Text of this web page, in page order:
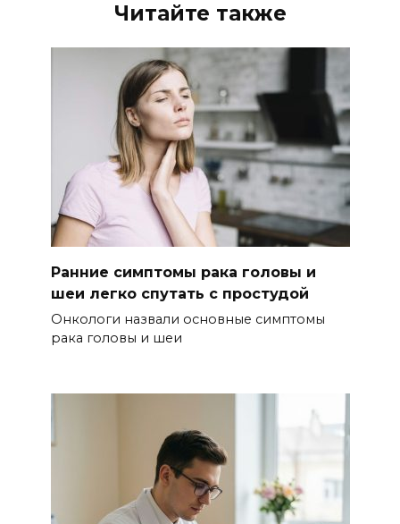
Читайте также
Ранние симптомы рака головы и
шеи легко спутать с простудой
Онкологи назвали основные симптомы
рака головы и шеи